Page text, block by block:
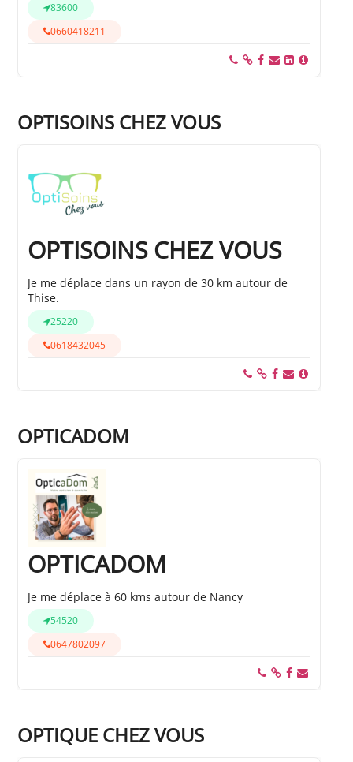
83600
0660418211
OPTISOINS CHEZ VOUS
OPTISOINS CHEZ VOUS
Je me déplace dans un rayon de 30 km autour de
Thise.
25220
0618432045
OPTICADOM
OPTICADOM
Je me déplace à 60 kms autour de Nancy
54520
0647802097
OPTIQUE CHEZ VOUS